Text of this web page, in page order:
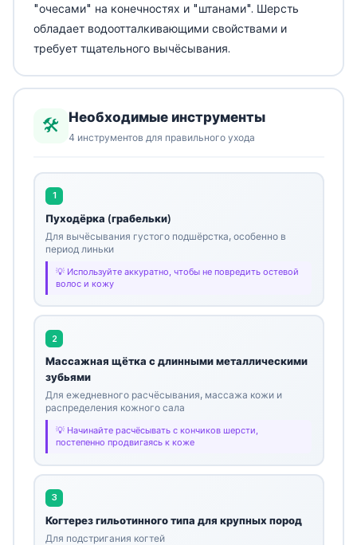
"очесами" на конечностях и "штанами". Шерсть
обладает водоотталкивающими свойствами и
требует тщательного вычёсывания.
🛠️ Необходимые инструменты
4 инструментов для правильного ухода
1
Пуходёрка (грабельки)
Для вычёсывания густого подшёрстка, особенно в
период линьки
Используйте аккуратно, чтобы не повредить остевой
волос и кожу
2
Массажная щётка с длинными металлическими
зубьями
Для ежедневного расчёсывания, массажа кожи и
распределения кожного сала
Начинайте расчёсывать с кончиков шерсти,
постепенно продвигаясь к коже
3
Когтерез гильотинного типа для крупных пород
Для подстригания когтей